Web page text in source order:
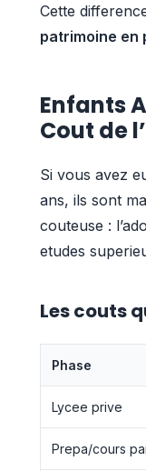
Cette
patrimoine en
Enfants
Cout de
Si vous avez
ans, ils sont
couteuse :
etudes
Les couts
Phase
Lycee prive
Prepa/cours